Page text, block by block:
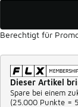
Berechtigt für
Dieser Artikel
Spare bei einem
(25.000 Punkte =